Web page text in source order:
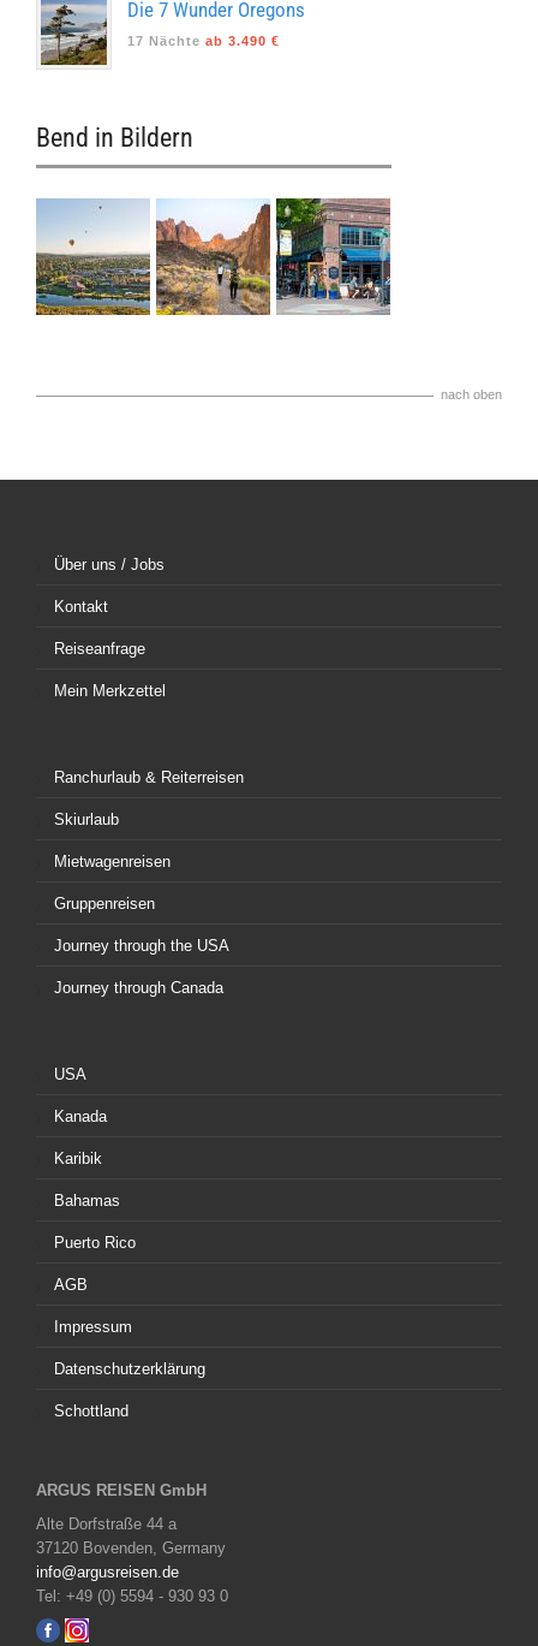
Die 7 Wunder Oregons
17 Nächte ab 3.490 €
Bend in Bildern
nach oben
Über uns / Jobs
Kontakt
Reiseanfrage
Mein Merkzettel
Ranchurlaub & Reiterreisen
Skiurlaub
Mietwagenreisen
Gruppenreisen
Journey through the USA
Journey through Canada
USA
Kanada
Karibik
Bahamas
Puerto Rico
AGB
Impressum
Datenschutzerklärung
Schottland
ARGUS REISEN GmbH
Alte Dorfstraße 44 a
37120 Bovenden, Germany
info@argusreisen.de
Tel: +49 (0) 5594 - 930 93 0